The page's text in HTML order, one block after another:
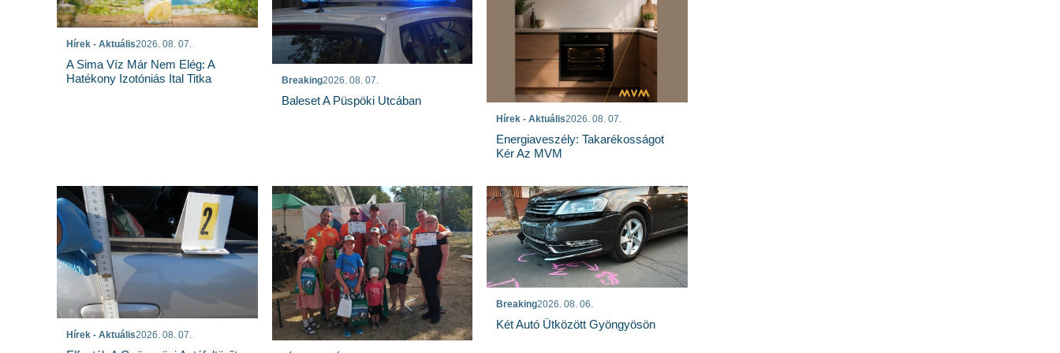
Hírek - Aktuális2026. 08. 07.
A Sima Víz Már Nem Elég: A
Hatékony Izotóniás Ital Titka
Breaking2026. 08. 07.
Baleset A Püspöki Utcában
Hírek - Aktuális2026. 08. 07.
Energiaveszély: Takarékosságot
Kér Az MVM
Hírek - Aktuális2026. 08. 07.
Breaking2026. 08. 06.
Két Autó Ütközött Gyöngyösön